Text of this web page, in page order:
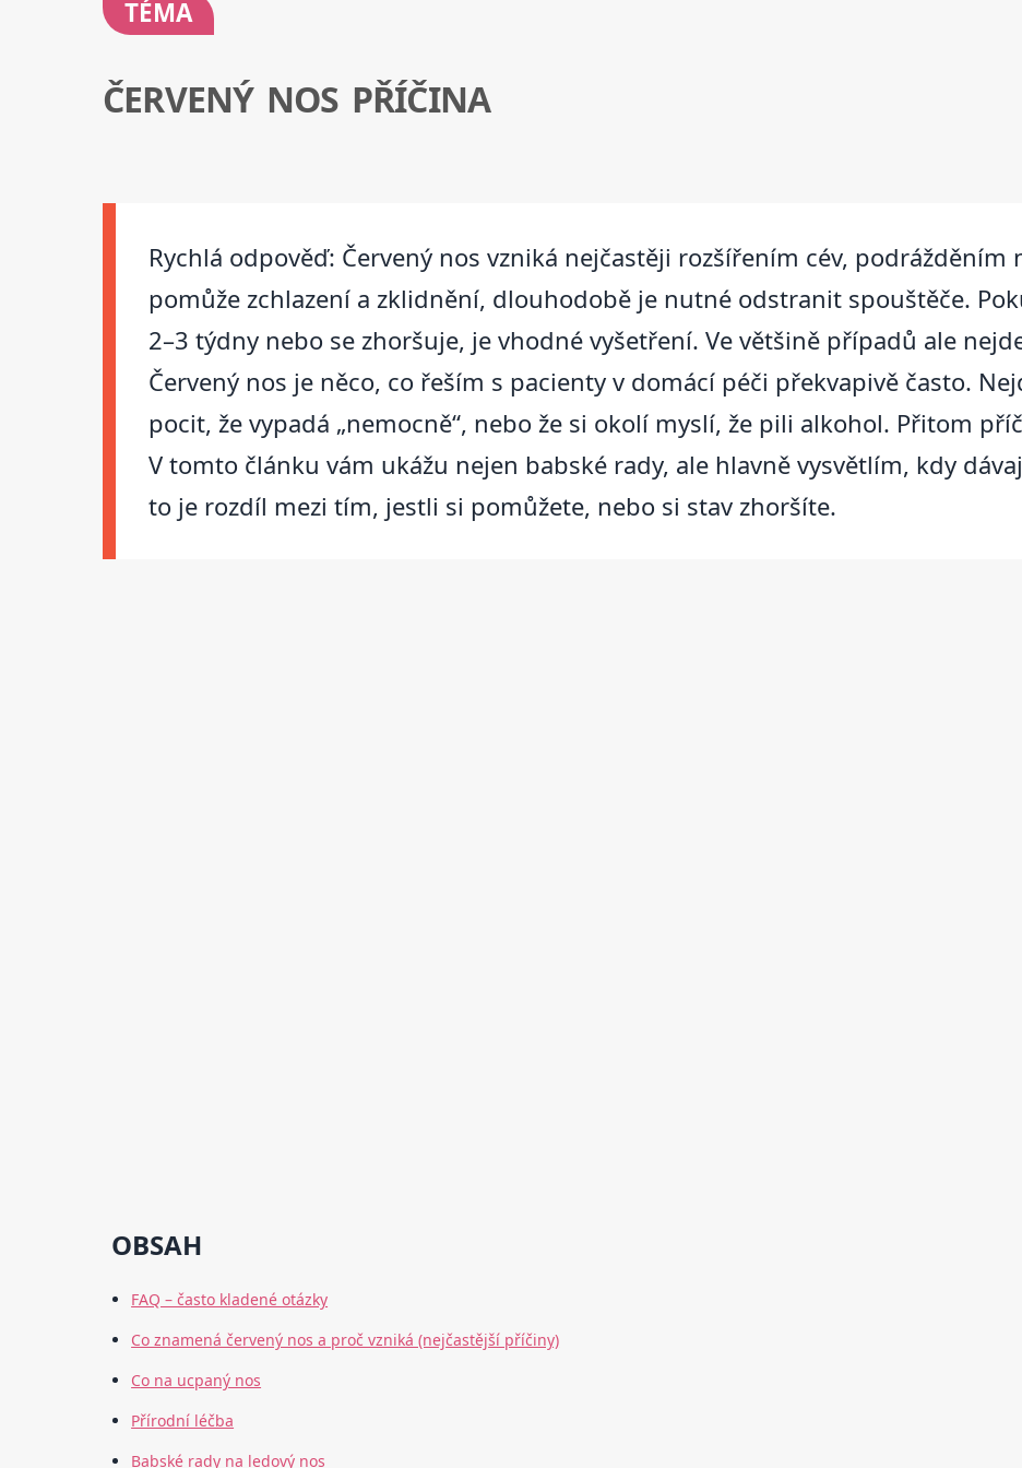
TÉMA
ČERVENÝ NOS PŘÍČINA
Rychlá odpověď: Červený nos vzniká nejčastěji rozšířením cév,
pomůže zchlazení a zklidnění, dlouhodobě je nutné odstranit spouštěče.
2–3 týdny nebo se zhoršuje, je vhodné vyšetření. Ve většině případů ale
Červený nos je něco, co řeším s pacienty v domácí péči překvapivě často.
pocit, že vypadá „nemocně“, nebo že si okolí myslí, že pili alkohol. Přitom
V tomto článku vám ukážu nejen babské rady, ale hlavně vysvětlím, kdy
to je rozdíl mezi tím, jestli si pomůžete, nebo si stav zhoršíte.
OBSAH
FAQ – často kladené otázky
Co znamená červený nos a proč vzniká (nejčastější příčiny)
Co na ucpaný nos
Přírodní léčba
Babské rady na ledový nos